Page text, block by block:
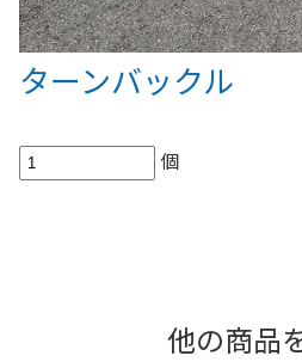
ターンバックル
個
他の商品